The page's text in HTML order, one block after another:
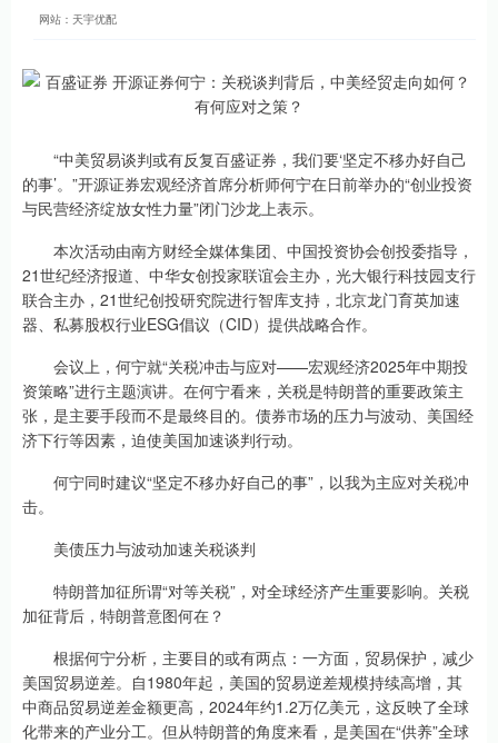
网站：天宇优配
“中美贸易谈判或有反复百盛证券，我们要‘坚定不移办好自己
的事’。”开源证券宏观经济首席分析师何宁在日前举办的“创业投资
与民营经济绽放女性力量”闭门沙龙上表示。
本次活动由南方财经全媒体集团、中国投资协会创投委指导，
21世纪经济报道、中华女创投家联谊会主办，光大银行科技园支行
联合主办，21世纪创投研究院进行智库支持，北京龙门育英加速
器、私募股权行业ESG倡议（CID）提供战略合作。
会议上，何宁就“关税冲击与应对——宏观经济2025年中期投
资策略”进行主题演讲。在何宁看来，关税是特朗普的重要政策主
张，是主要手段而不是最终目的。债券市场的压力与波动、美国经
济下行等因素，迫使美国加速谈判行动。
何宁同时建议“坚定不移办好自己的事”，以我为主应对关税冲
击。
美债压力与波动加速关税谈判
特朗普加征所谓“对等关税”，对全球经济产生重要影响。关税
加征背后，特朗普意图何在？
根据何宁分析，主要目的或有两点：一方面，贸易保护，减少
美国贸易逆差。自1980年起，美国的贸易逆差规模持续高增，其
中商品贸易逆差金额更高，2024年约1.2万亿美元，这反映了全球
化带来的产业分工。但从特朗普的角度来看，是美国在“供养”全球